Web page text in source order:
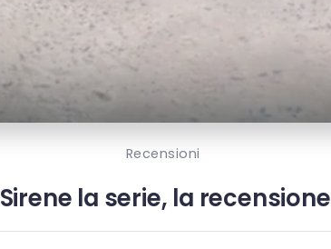
Recensioni
Sirene la serie, la recensione